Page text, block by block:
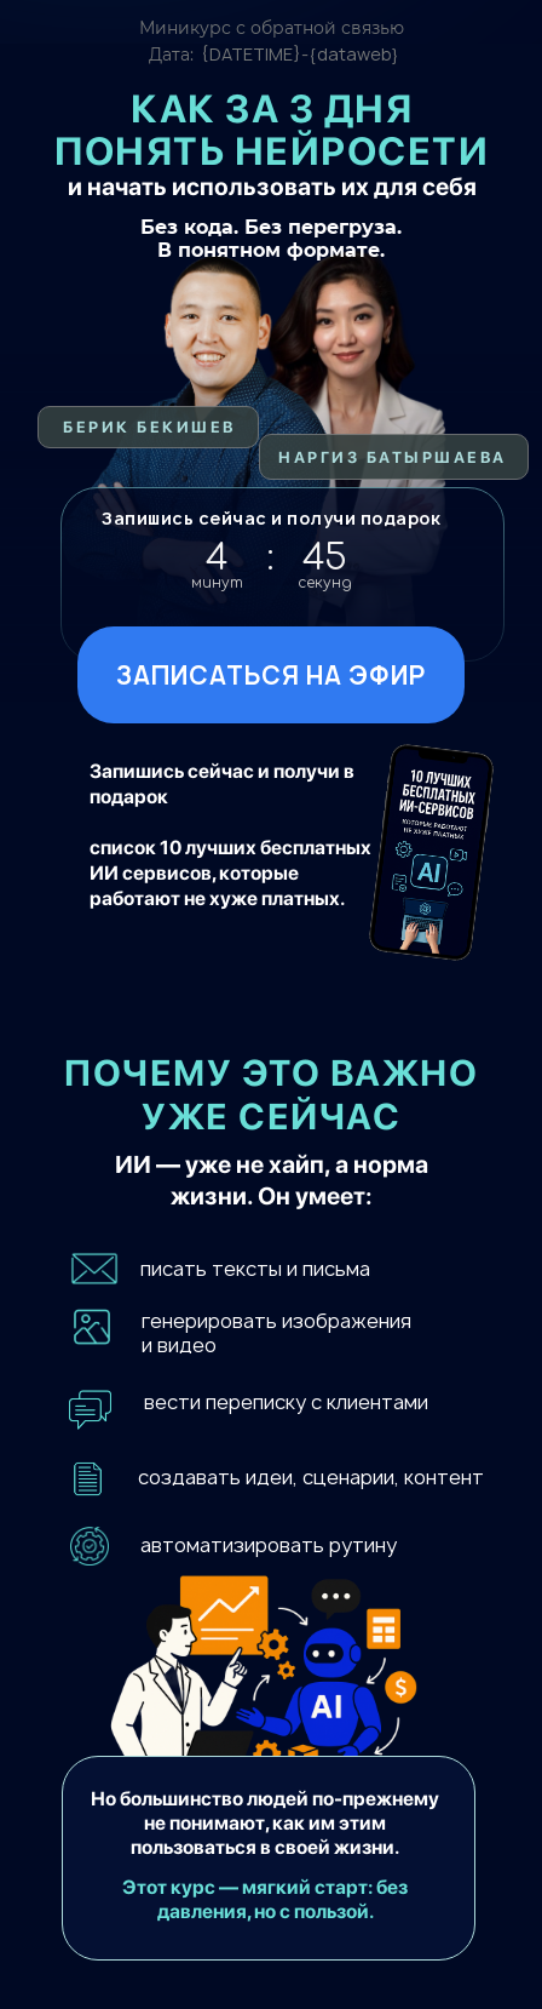
КАК ЗА 3 ДНЯ
ПОНЯТЬ НЕЙРОСЕТИ
и начать использовать их для себя
Дата:
Миникурс с обратной связью
Без кода. Без перегруза.
В понятном формате.
Запишись сейчас и получи в
подарок
список 10 лучших бесплатных
ИИ сервисов, которые
работают не хуже платных.
{DATETIME}-{dataweb}
БЕРИК БЕКИШЕВ
НАРГИЗ БАТЫРШАЕВА
Запишись сейчас и получи подарок
ЗАПИСАТЬСЯ НА ЭФИР
4
минут
: 44
секунд
ПОЧЕМУ ЭТО ВАЖНО
УЖЕ СЕЙЧАС
вести переписку с клиентами
ИИ — уже не хайп, а норма
жизни. Он умеет:
писать тексты и письма
генерировать изображения
и видео
автоматизировать рутину
создавать идеи, сценарии, контент
Этот курс — мягкий старт: без
давления, но с пользой.
Но большинство людей по-прежнему
не понимают, как им этим
пользоваться в своей жизни.